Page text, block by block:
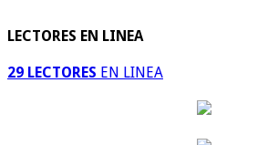
LECTORES EN LINEA
29 LECTORES EN LINEA